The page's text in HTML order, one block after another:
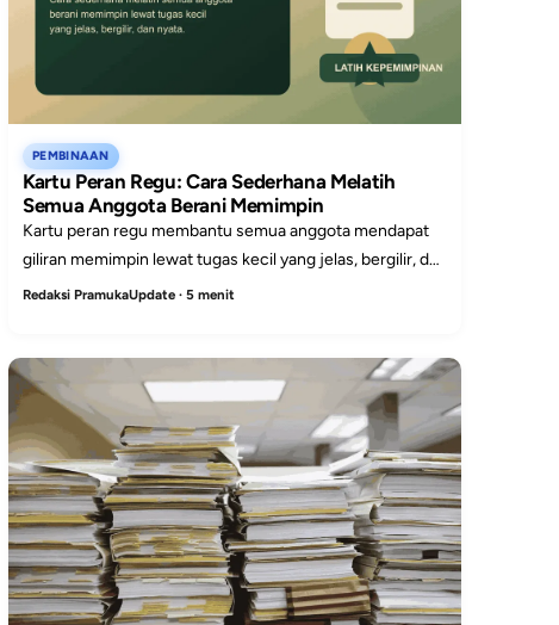
PEMBINAAN
Kartu Peran Regu: Cara Sederhana Melatih
Semua Anggota Berani Memimpin
Kartu peran regu membantu semua anggota mendapat
giliran memimpin lewat tugas kecil yang jelas, bergilir, dan
mudah dijalankan saat latihan.
Redaksi PramukaUpdate · 5 menit